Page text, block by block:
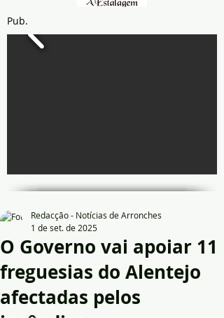
Pub.
O Governo vai apoiar 11
freguesias do Alentejo
afectadas pelos
Redacção - Notícias de Arronches
1 de set. de 2025